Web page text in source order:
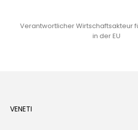
Verantwortlicher Wirtschaftsakteur
in der EU
VENETI